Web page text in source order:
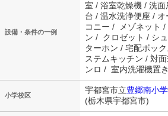
設備・条件の一例
室 / 浴室乾燥機 / 洗
台 / 温水洗浄便座 /
コニー / メゾネット /
ン / クロゼット / シ
ターホン / 宅配ボッ
ステムキッチン / 対
ンロ / 室内洗濯機置
小学校区
宇都宮市立豊郷南小
(栃木県宇都宮市)